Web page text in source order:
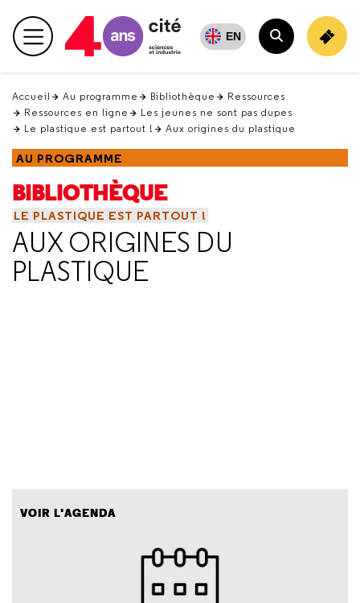
en
haut Menu principal EN
Rechercher
Accueil Au programme Bibliothèque
Ressources
Ressources en ligne
Les jeunes ne sont pas dupes
Le plastique est partout !
Aux origines du plastique
AU PROGRAMME
BIBLIOTHÈQUE
LE PLASTIQUE EST PARTOUT !
AUX ORIGINES DU
PLASTIQUE
VOIR L'AGENDA